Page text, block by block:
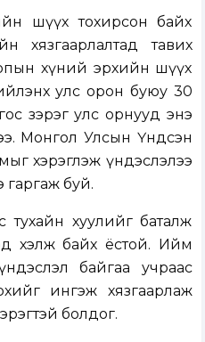
шүүх тохирсон байх
хязгаарлалтад тавих
хүний эрхийн шүүх
улс орон буюу 30
зэрэг улс орнууд энэ
Монгол Улсын Үндсэн
хэрэглэж үндэслэлээ
буй.
тухайн хуулийг баталж
хэлж байх ёстой. Ийм
байгаа учраас
ингэж хязгаарлаж
болдог.